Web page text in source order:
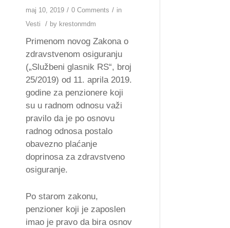
maj 10, 2019 / 0 Comments / in
Vesti
/ by krestonmdm
Primenom novog Zakona o
zdravstvenom osiguranju
(„Službeni glasnik RS“, broj
25/2019) od 11. aprila 2019.
godine za penzionere koji
su u radnom odnosu važi
pravilo da je po osnovu
radnog odnosa postalo
obavezno plaćanje
doprinosa za zdravstveno
osiguranje.
Po starom zakonu,
penzioner koji je zaposlen
imao je pravo da bira osnov